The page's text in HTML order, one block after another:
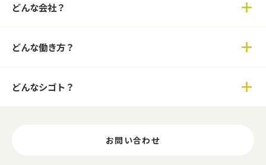
どんな会社？
どんな働き方？
どんなシゴト？
お問い合わせ